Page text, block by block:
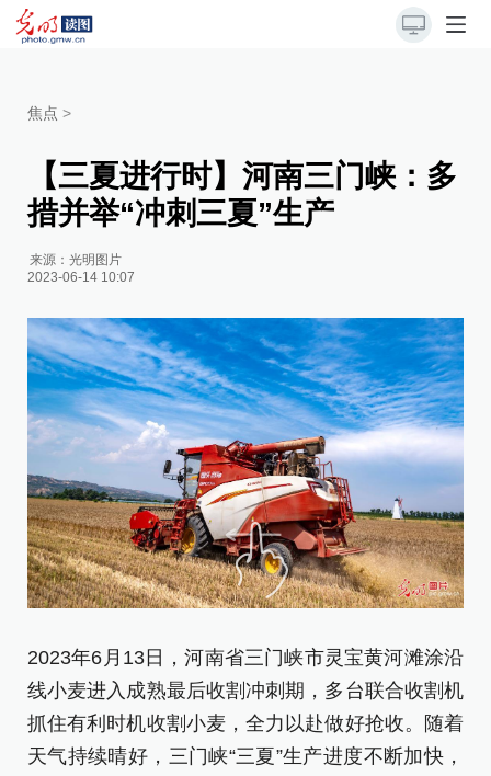
焦点 >
【三夏进行时】河南三门峡：多
措并举“冲刺三夏”生产
来源：光明图片
2023-06-14 10:07
2023年6月13日，河南省三门峡市灵宝黄河滩涂沿
线小麦进入成熟最后收割冲刺期，多台联合收割机
抓住有利时机收割小麦，全力以赴做好抢收。随着
天气持续晴好，三门峡“三夏”生产进度不断加快，